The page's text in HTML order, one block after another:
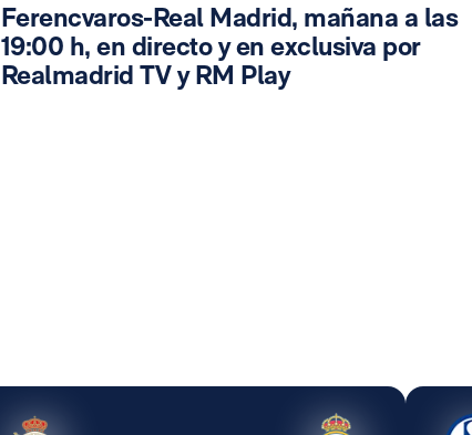
Ferencvaros-Real Madrid, mañana a las
19:00 h, en directo y en exclusiva por
Realmadrid TV y RM Play